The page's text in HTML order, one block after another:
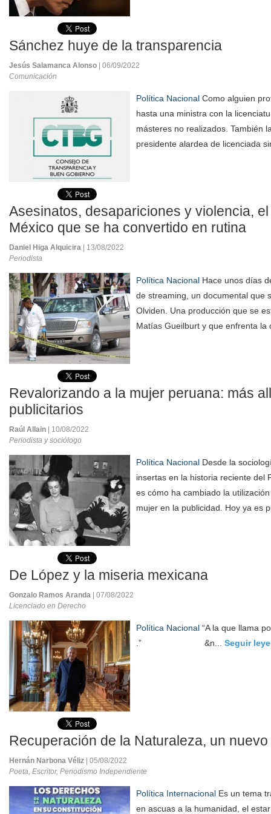
Sánchez huye de la transparencia
Jesús Salamanca Alonso
| 06/09/2022
Comunicación
Política Nacional Como alguien
hasta una ministra con la
másteres no realizados. También
presidente alardea de licenciada
Asesinatos, desapariciones y violencia,
México que se ha convertido en rutina
Daniel Higa Alquicira
| 13/08/2022
Periodista
Política Nacional Hace unos días
de streaming, un documental que
Olviden. Una producción que se
Matías Gueilburt y que enfrenta la
Revalorizando a la mujer peruana: más
publicitarios
Raúl Allain
| 10/08/2022
Periodista y sociólogo
Política Nacional Desde la
insertas en la historia reciente del
es cómo ha cambiado la
mujer en la publicidad. Hoy ya es
De López y la miseria mexicana
Gonzalo Ramos Aranda
| 07/08/2022
Licenciado en Derecho
Política Nacional “A la que llama
.” &n... Seguir
Recuperación de la Naturaleza, un
Hernán Narbona Véliz
| 05/08/2022
Poeta, Escritor, Periodismo Independiente
Política Internacional Es un tema
en ascuas a la humanidad, el